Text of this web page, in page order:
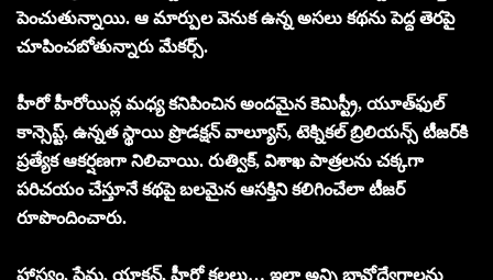
పెంచుతున్నాయి. ఆ మార్పుల వెనుక ఉన్న అసలు కథను పెద్ద తెరపై
చూపించబోతున్నారు మేకర్స్.
హీరో హీరోయిన్ల మధ్య కనిపించిన అందమైన కెమిస్ట్రీ, యూత్‌ఫుల్
కాన్సెప్ట్, ఉన్నత స్థాయి ప్రొడక్షన్ వాల్యూస్, టెక్నికల్ బ్రిలియన్స్ టీజర్‌కి
ప్రత్యేక ఆకర్షణగా నిలిచాయి. రుత్విక్, విశాఖ పాత్రలను చక్కగా
పరిచయం చేస్తూనే కథపై బలమైన ఆసక్తిని కలిగించేలా టీజర్
రూపొందించారు.
హాస్యం, ప్రేమ, యాక్షన్, హీరో కలలు… ఇలా అన్ని భావోద్వేగాలను